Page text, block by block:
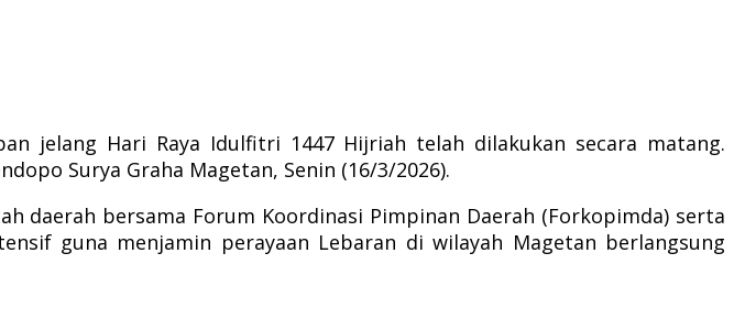
jelang Hari Raya Idulfitri 1447 Hijriah telah dilakukan secara matang.
Surya Graha Magetan, Senin (16/3/2026).
daerah bersama Forum Koordinasi Pimpinan Daerah (Forkopimda) serta
guna menjamin perayaan Lebaran di wilayah Magetan berlangsung